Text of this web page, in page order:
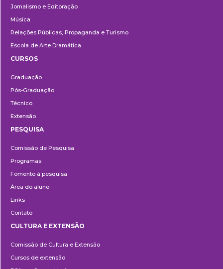
Jornalismo e Editoração
Música
Relações Públicas, Propaganda e Turismo
Escola de Arte Dramática
CURSOS
Graduação
Pós-Graduação
Técnico
Extensão
PESQUISA
Comissão de Pesquisa
Programas
Fomento à pesquisa
Área do aluno
Links
Contato
e
Extensão
CULTURA E EXTENSÃO
Comissão de Cultura e Extensão
Cursos de extensão